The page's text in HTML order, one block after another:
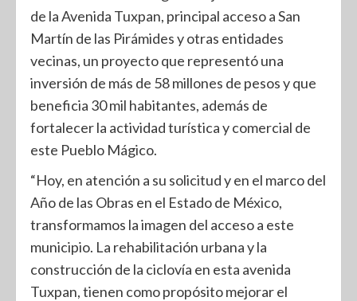
de la Avenida Tuxpan, principal acceso a San
Martín de las Pirámides y otras entidades
vecinas, un proyecto que representó una
inversión de más de 58 millones de pesos y que
beneficia 30 mil habitantes, además de
fortalecer la actividad turística y comercial de
este Pueblo Mágico.
“Hoy, en atención a su solicitud y en el marco del
Año de las Obras en el Estado de México,
transformamos la imagen del acceso a este
municipio. La rehabilitación urbana y la
construcción de la ciclovía en esta avenida
Tuxpan, tienen como propósito mejorar el